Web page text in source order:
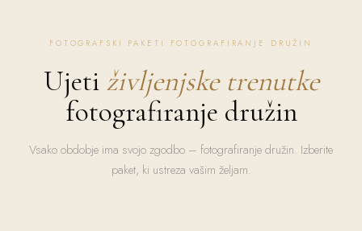
FOTOGRAFSKI PAKETI FOTOGRAFIRANJE DRUŽIN
Ujeti življenjske trenutke
fotografiranje družin
Vsako obdobje ima svojo zgodbo – fotografiranje družin. Izberite
paket, ki ustreza vašim željam.